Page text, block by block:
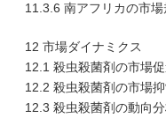
11.3.6 南アフリカの市
12 市場ダイナミクス
12.1 殺虫殺菌剤の市場
12.2 殺虫殺菌剤の市場
12.3 殺虫殺菌剤の動向